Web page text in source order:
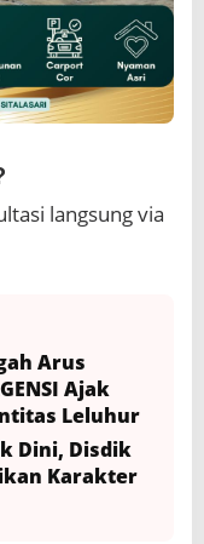
langsung via
Arus
Ajak
Leluhur
Dini, Disdik
Karakter